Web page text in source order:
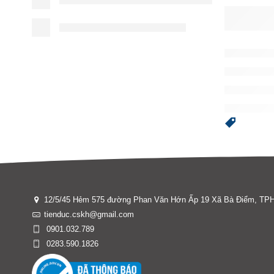
12/5/45 Hẻm 575 đường Phan Văn Hớn Ấp 19 Xã Bà Điểm,
tienduc.cskh@gmail.com
0901.032.789
0283.590.1826